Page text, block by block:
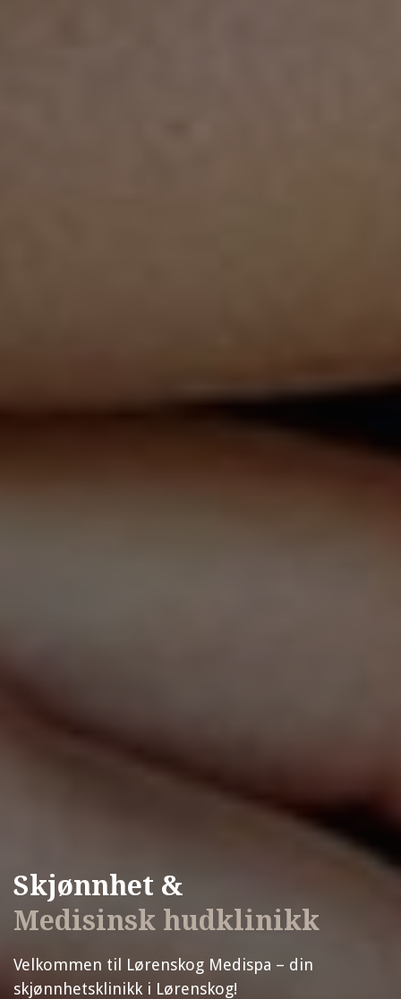
Skjønnhet &
Medisinsk hudklinikk
Velkommen til Lørenskog Medispa – din
skjønnhetsklinikk i Lørenskog!